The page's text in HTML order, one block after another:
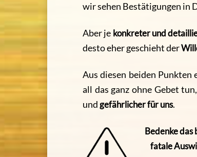
wir sehen Bestätigungen in
Aber je konkreter und
desto eher geschieht der
Aus diesen beiden
all das ganz ohne Gebet
und gefährlicher für uns.
Bedenke das
fatale